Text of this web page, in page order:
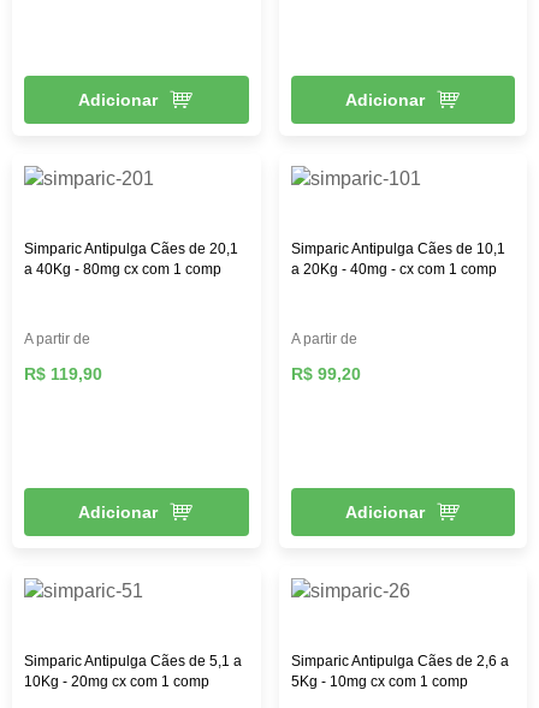
Adicionar Adicionar
Simparic Antipulga Cães de 20,1
a 40Kg - 80mg cx com 1 comp
A partir de
R$ 119,90
Adicionar
Simparic Antipulga Cães de 10,1
a 20Kg - 40mg - cx com 1 comp
A partir de
R$ 99,20
Adicionar
Simparic Antipulga Cães de 5,1 a
10Kg - 20mg cx com 1 comp
Simparic Antipulga Cães de 2,6 a
5Kg - 10mg cx com 1 comp